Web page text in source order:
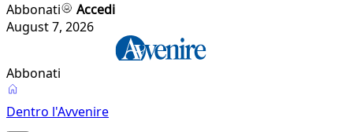
Abbonati
Accedi
August 7, 2026
Abbonati
Dentro l'Avvenire